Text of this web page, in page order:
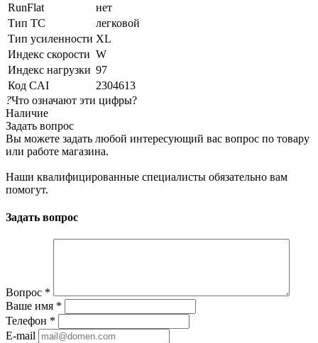
RunFlat
нет
Тип ТС
легковой
Тип усиленности XL
Индекс скорости W
Индекс нагрузки 97
Код CAI
2304613
?Что означают эти цифры?
Наличие
Задать вопрос
Вы можете задать любой интересующий вас вопрос по товару
или работе магазина.
Наши квалифицированные специалисты обязательно вам
помогут.
Задать вопрос
Вопрос *
Ваше имя *
Телефон *
E-mail